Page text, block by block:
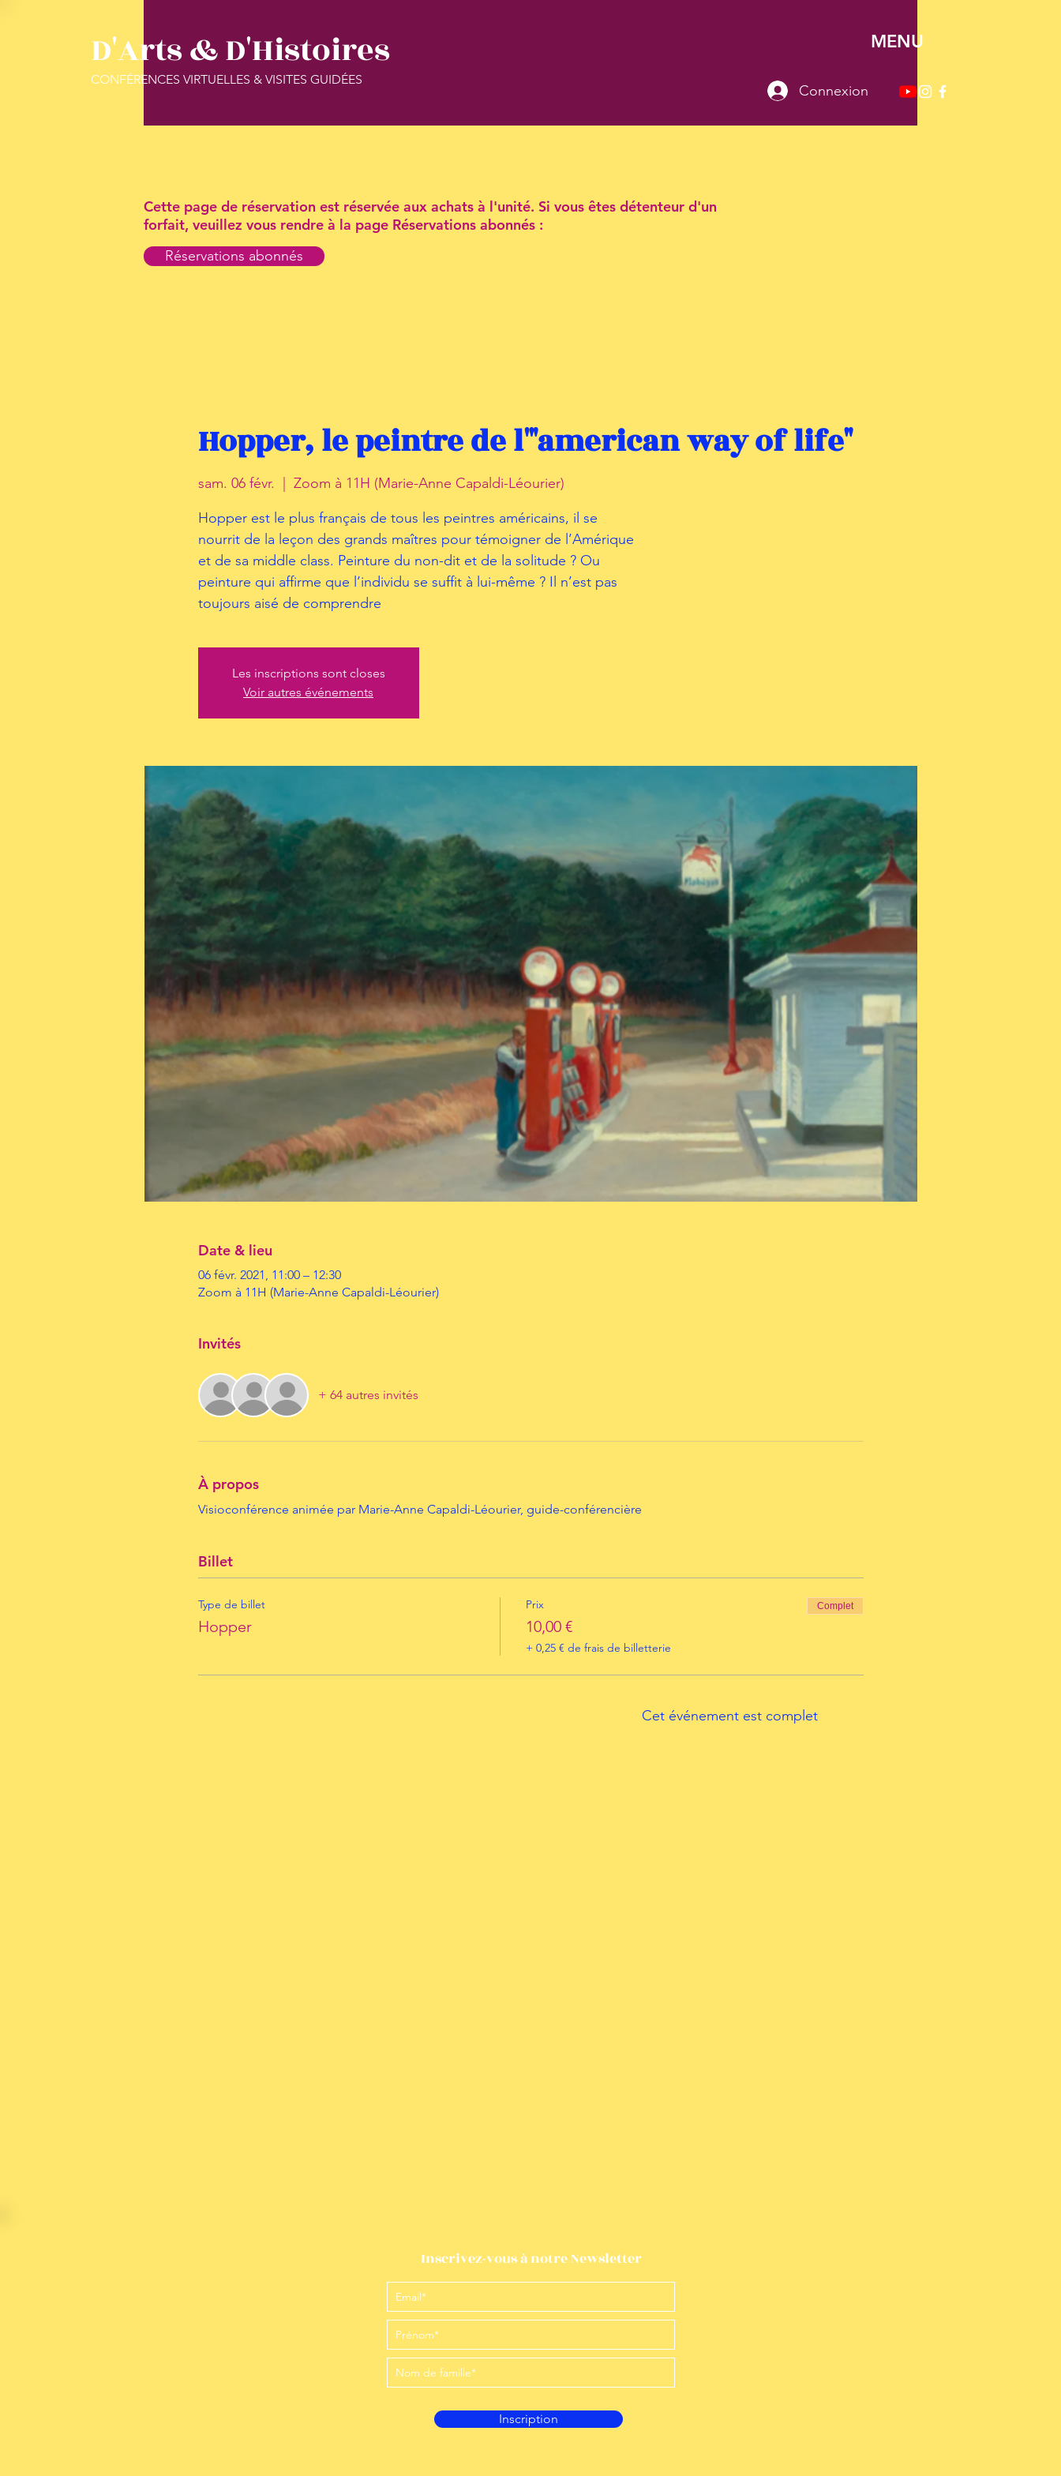
D'Arts & D'Histoires
CONFÉRENCES VIRTUELLES & VISITES GUIDÉES
Connexion
MENU
Cette page de réservation est réservée aux achats à l'unité. Si vous êtes détenteur d'un
forfait, veuillez vous rendre à la page Réservations abonnés :
Réservations abonnés
Hopper, le peintre de l'"american way of life"
sam. 06 févr.
Zoom à 11H (Marie-Anne Capaldi-Léourier)
Hopper est le plus français de tous les peintres américains, il se
nourrit de la leçon des grands maîtres pour témoigner de l’Amérique
et de sa middle class. Peinture du non-dit et de la solitude ? Ou
peinture qui affirme que l’individu se suffit à lui-même ? Il n’est pas
toujours aisé de comprendre
Les inscriptions sont closes
Voir autres événements
Date & lieu
06 févr. 2021, 11:00 – 12:30
Zoom à 11H (Marie-Anne Capaldi-Léourier)
Invités
+ 64 autres invités
À propos
Visioconférence animée par Marie-Anne Capaldi-Léourier, guide-conférencière
Billet
Type de billet
Hopper
Prix
10,00 €
+ 0,25 € de frais de billetterie
Complet
Cet événement est complet
Inscrivez-vous à notre Newsletter
Inscription